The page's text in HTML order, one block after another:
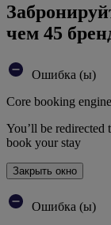
чем 45
Ошибка (ы)
Core booking engine
You’ll be redirected
book your stay
Закрыть окно
Ошибка (ы)